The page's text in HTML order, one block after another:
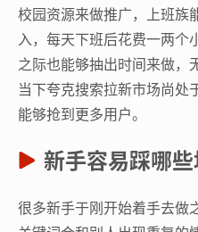
校园资源来做推广，上班族
入，每天下班后花费一两个
之际也能够抽出时间来做，
当下夸克搜索拉新市场尚处
能够抢到更多用户。
新手容易踩哪
很多新手于刚开始着手去做